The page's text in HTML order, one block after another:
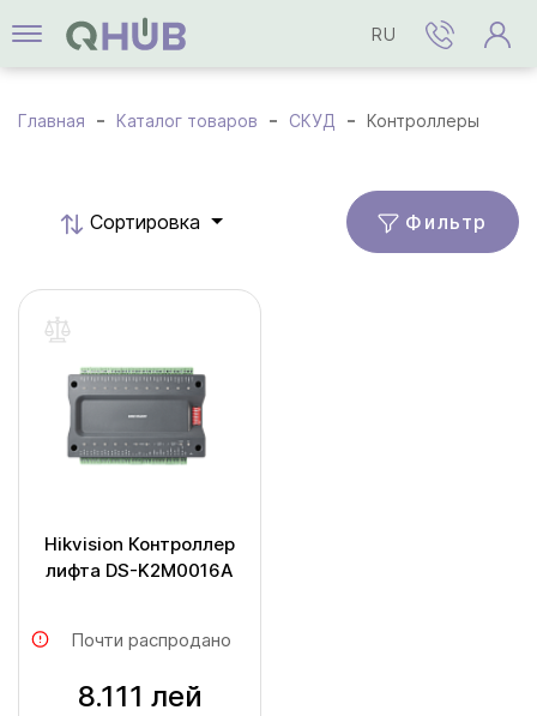
RU
Главная Каталог товаров СКУД Контроллеры
Cортировка Фильтр
Hikvision Контроллер
лифта DS-K2M0016A
Почти распродано
8.111 лей